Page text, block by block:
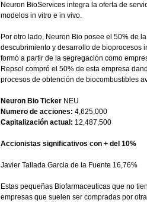
Neuron BioServices integra la oferta de
modelos in vitro e in vivo.
Por otro lado, Neuron Bio posee el 50% de
descubrimiento y desarrollo de bioprocesos
formó a partir de la segregación como
Repsol compró el 50% de esta empresa
procesos de obtención de biocombustibles
Neuron Bio Ticker NEU
Numero de acciones: 4,625,000
Capitalización actual: 12,487,500
Accionistas significativos con + del 10%
Javier Tallada Garcia de la Fuente 16,76%
Estas pequeñas Biofarmaceuticas que no
empresas que suelen ser compradas por